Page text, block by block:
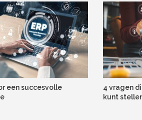
een succesvolle
4 vragen
kunt